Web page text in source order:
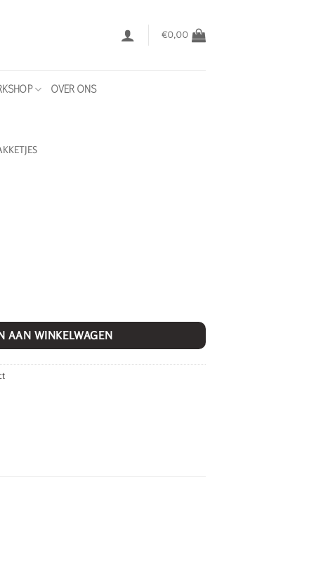
€0,00
OVER ONS
AAN WINKELWAGEN